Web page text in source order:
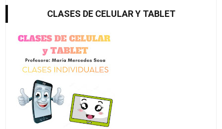
CLASES DE CELULAR Y TABLET